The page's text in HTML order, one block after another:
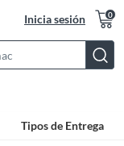
Inicia sesión 0
Bar
Tipos de Entrega